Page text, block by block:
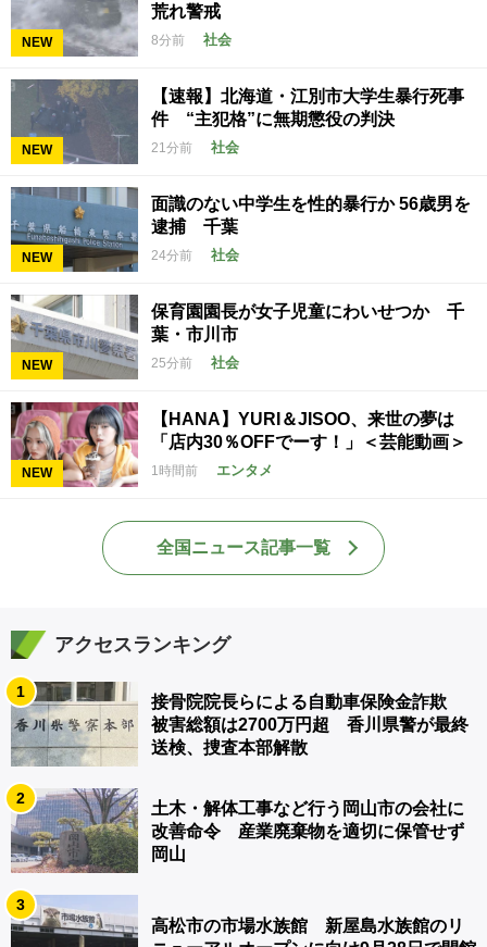
NEW
荒れ警戒
8分前 社会
NEW
【速報】北海道・江別市大学生暴行死事
件 “主犯格”に無期懲役の判決
21分前 社会
NEW
面識のない中学生を性的暴行か 56歳男を
逮捕 千葉
24分前 社会
NEW
保育園園長が女子児童にわいせつか 千
葉・市川市
25分前 社会
NEW
【HANA】YURI＆JISOO、来世の夢は
「店内30％OFFでーす！」＜芸能動画＞
1時間前 エンタメ
全国ニュース記事一覧
アクセスランキング
1
接骨院院長らによる自動車保険金詐欺
被害総額は2700万円超 香川県警が最終
送検、捜査本部解散
2
土木・解体工事など行う岡山市の会社に
改善命令 産業廃棄物を適切に保管せず
岡山
3
高松市の市場水族館 新屋島水族館のリ